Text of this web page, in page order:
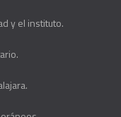
y el instituto.